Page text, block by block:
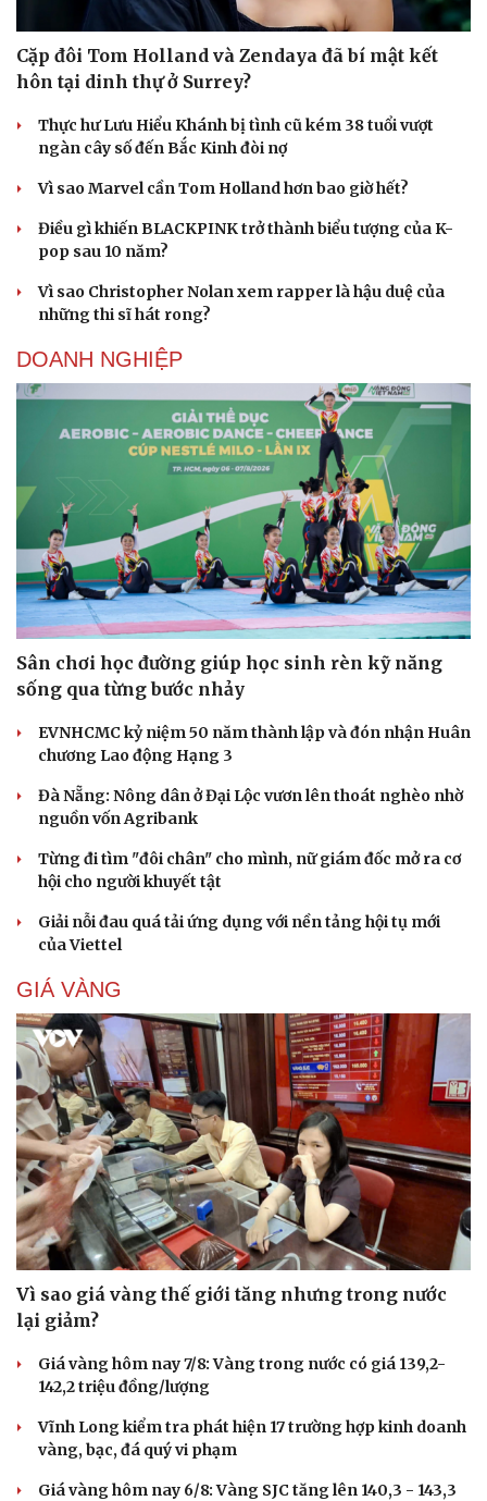
Săn Tour
check-in
Câu chuyện thời sự
Đọc truyện đêm khuya
Cửa sổ tình yêu
Cải chính
Cặp đôi Tom Holland và Zendaya đã bí mật kết
hôn tại dinh thự ở Surrey?
Thực hư Lưu Hiểu Khánh bị tình cũ kém 38 tuổi vượt
ngàn cây số đến Bắc Kinh đòi nợ
Vì sao Marvel cần Tom Holland hơn bao giờ hết?
Điều gì khiến BLACKPINK trở thành biểu tượng của K-
pop sau 10 năm?
Vì sao Christopher Nolan xem rapper là hậu duệ của
những thi sĩ hát rong?
DOANH NGHIỆP
Sân chơi học đường giúp học sinh rèn kỹ năng
sống qua từng bước nhảy
EVNHCMC kỷ niệm 50 năm thành lập và đón nhận Huân
chương Lao động Hạng 3
Đà Nẵng: Nông dân ở Đại Lộc vươn lên thoát nghèo nhờ
nguồn vốn Agribank
Từng đi tìm "đôi chân" cho mình, nữ giám đốc mở ra cơ
hội cho người khuyết tật
Giải nỗi đau quá tải ứng dụng với nền tảng hội tụ mới
của Viettel
GIÁ VÀNG
Vì sao giá vàng thế giới tăng nhưng trong nước
lại giảm?
Giá vàng hôm nay 7/8: Vàng trong nước có giá 139,2-
142,2 triệu đồng/lượng
Vĩnh Long kiểm tra phát hiện 17 trường hợp kinh doanh
vàng, bạc, đá quý vi phạm
Giá vàng hôm nay 6/8: Vàng SJC tăng lên 140,3 - 143,3